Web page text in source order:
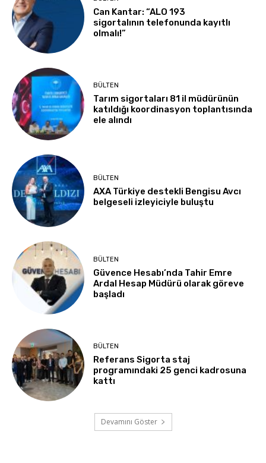
Can Kantar: “ALO 193
sigortalının telefonunda kayıtlı
olmalı!”
BÜLTEN
Tarım sigortaları 81 il müdürünün
katıldığı koordinasyon toplantısında
ele alındı
BÜLTEN
AXA Türkiye destekli Bengisu Avcı
belgeseli izleyiciyle buluştu
BÜLTEN
Güvence Hesabı’nda Tahir Emre
Ardal Hesap Müdürü olarak göreve
başladı
BÜLTEN
Referans Sigorta staj
programındaki 25 genci kadrosuna
kattı
Devamını Göster